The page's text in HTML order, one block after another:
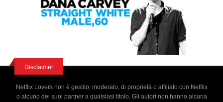
Disclaimer
Netflix Lovers non è gestito, moderato, di proprietà o affiliato con Netflix
o alcuno dei suoi partner a qualsiasi titolo. Gli autori non hanno alcuna